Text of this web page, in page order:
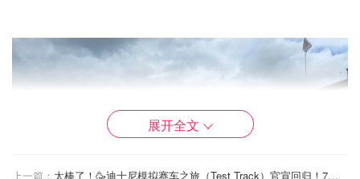
展开全文
上一篇：
太棒了！🥳迪士尼模拟赛车之旅（Test Track）官宣回归！7月重启💞狂飙模式...